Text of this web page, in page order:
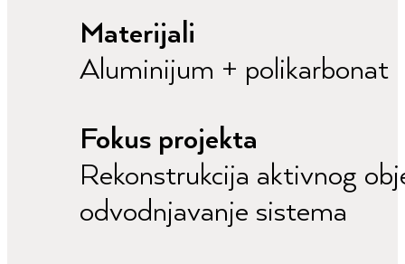
Materijali
Aluminijum + polikarbonat
Fokus projekta
Rekonstrukcija aktivnog
odvodnjavanje sistema